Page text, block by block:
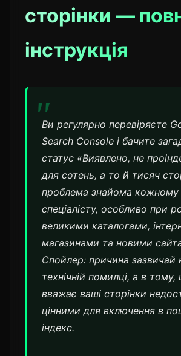
сторінки —
інструкція
Ви регулярно перевіряєте
Search Console і бачите
статус «Виявлено, не
для сотень, а то й тисяч
проблема знайома кожному
спеціалісту, особливо при
великими каталогами,
магазинами та новими
Спойлер: причина зазвичай
технічній помилці, а в
вважає ваші сторінки
цінними для включення в
індекс.